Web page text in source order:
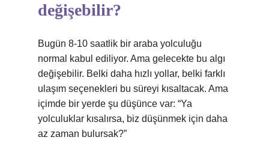
değişebilir?
Bugün 8-10 saatlik bir araba yolculuğu
normal kabul ediliyor. Ama gelecekte bu algı
değişebilir. Belki daha hızlı yollar, belki farklı
ulaşım seçenekleri bu süreyi kısaltacak. Ama
içimde bir yerde şu düşünce var: “Ya
yolculuklar kısalırsa, biz düşünmek için daha
az zaman bulursak?”